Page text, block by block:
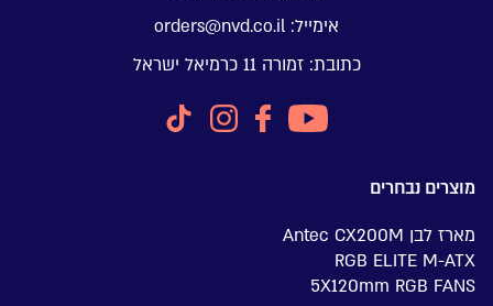
אימייל: orders@nvd.co.il
כתובת: זמורה 11 כרמיאל ישראל
מוצרים נבחרים
מארז לבן Antec CX200M
RGB ELITE M-ATX
5X120mm RGB FANS